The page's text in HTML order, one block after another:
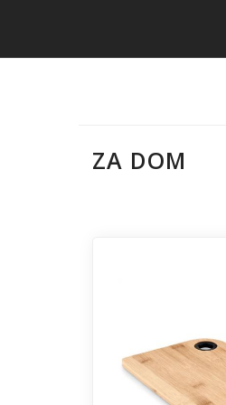
ZA DOM